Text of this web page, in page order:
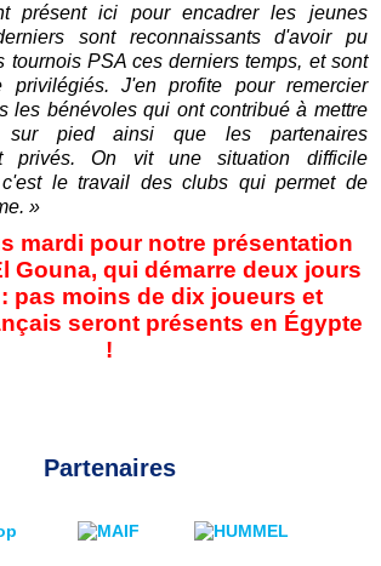
présent ici pour encadrer les jeunes
sont reconnaissants d'avoir pu
tournois PSA ces derniers temps, et sont
privilégiés. J'en profite pour remercier
les bénévoles qui ont contribué à mettre
sur pied ainsi que les partenaires
privés. On vit une situation difficile
c'est le travail des clubs qui permet de
»
mardi pour notre présentation
Gouna, qui démarre deux jours
pas moins de dix joueurs et
seront présents en Égypte
!
Partenaires